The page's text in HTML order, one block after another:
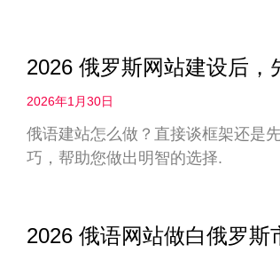
2026 俄罗斯网站建设后
2026年1月30日
俄语建站怎么做？直接谈框架还是
巧，帮助您做出明智的选择.
2026 俄语网站做白俄罗